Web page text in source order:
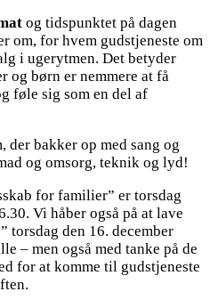
og tidspunktet på dagen
om, for hvem gudstjeneste om
i ugerytmen. Det betyder
og børn er nemmere at få
føle sig som en del af
bakker op med sang og
og omsorg, teknik og lyd!
for familier” er torsdag
Vi håber også på at lave
torsdag den 16. december
– men også med tanke på de
for at komme til gudstjeneste